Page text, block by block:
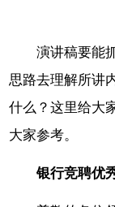
演讲稿要能
思路去理解所讲
什么？这里给大
大家参考。
银行竞聘优